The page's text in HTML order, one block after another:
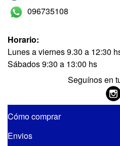
096735108
Horario:
Lunes a viernes 9.30 a 12:30
Sábados 9:30 a 13:00 hs
Seguínos en
Cómo comprar
Envios